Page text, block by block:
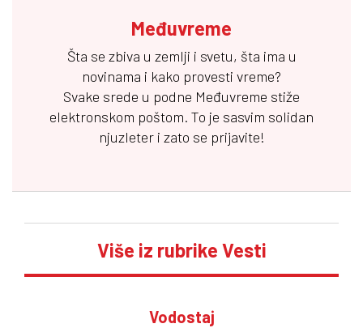
Međuvreme
Šta se zbiva u zemlji i svetu, šta ima u
novinama i kako provesti vreme?
Svake srede u podne Međuvreme stiže
elektronskom poštom. To je sasvim solidan
njuzleter i zato se prijavite!
Više iz rubrike Vesti
Vodostaj